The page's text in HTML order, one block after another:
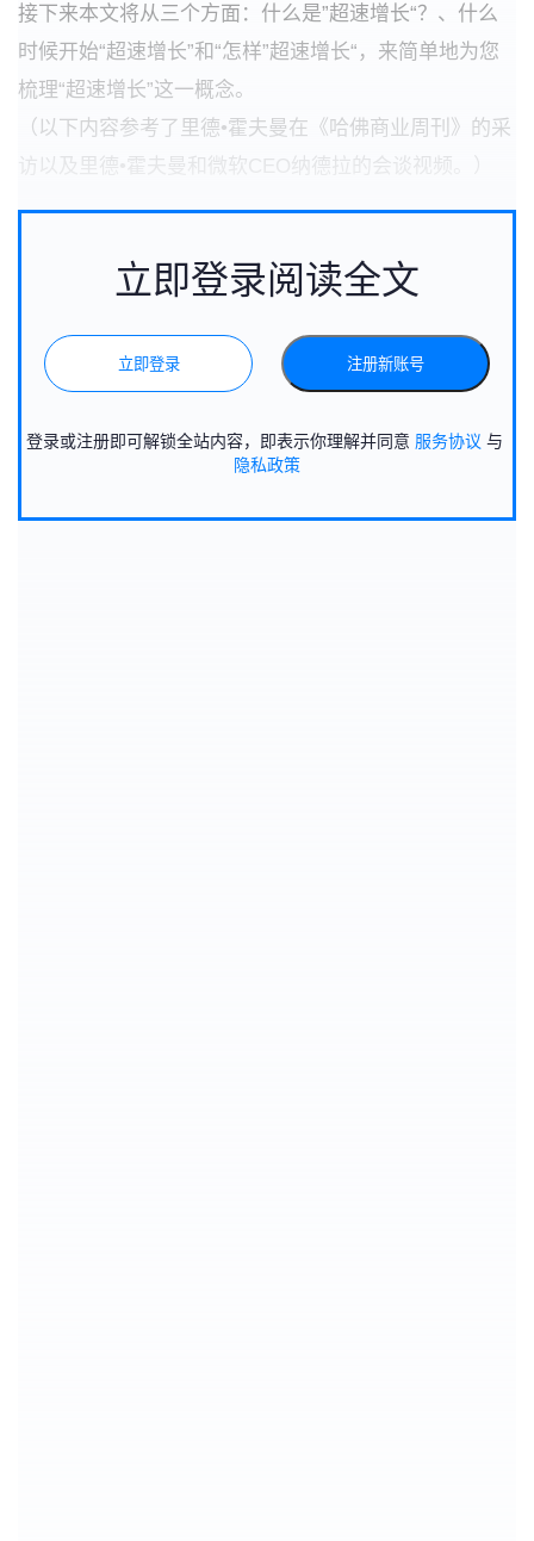
接下来本文将从三个方面：什么是”超速增长“？、什么
时候开始“超速增长”和“怎样”超速增长“，来简单地为您
梳理“超速增长”这一概念。
（以下内容参考了里德•霍夫曼在《哈佛商业周刊》的采
访以及里德•霍夫曼和微软CEO纳德拉的会谈视频。）
立即登录阅读全文
立即登录 注册新账号
登录或注册即可解锁全站内容，即表示你理解并同意 服务协议 与
隐私政策